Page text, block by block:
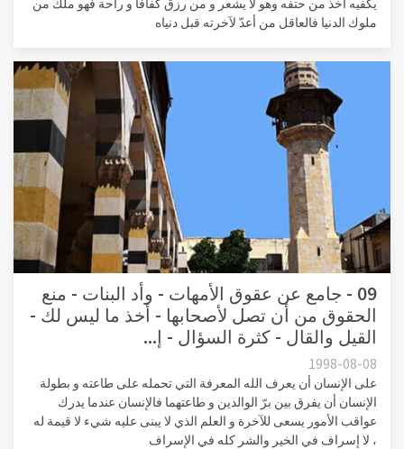
ملوك الدنيا فالعاقل من أعدّ لآخرته قبل دنياه
09 - جامع عن عقوق الأمهات - وأد البنات - منع
الحقوق من أن تصل لأصحابها - أخذ ما ليس لك -
القيل والقال - كثرة السؤال - إ...
1998-08-08
على الإنسان أن يعرف الله المعرفة التي تحمله على طاعته و بطولة
الإنسان أن يفرق بين برّ الوالدين و طاعتهما فالإنسان عندما يدرك
عواقب الأمور يسعى للآخرة و العلم الذي لا يبنى عليه شيء لا قيمة له
، لا إسراف في الخير والشر كله في الإسراف